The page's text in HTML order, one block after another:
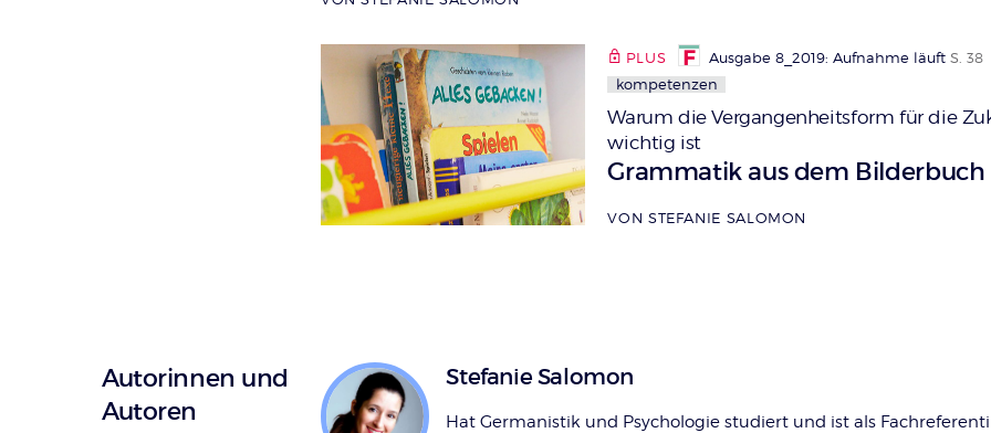
PLUS Ausgabe 8_2019: Aufnahme läuft S. 38
kompetenzen
Warum die Vergangenheitsform für die
wichtig ist
:
Grammatik aus dem Bilderbuch
VON STEFANIE SALOMON
Autorinnen und
Autoren
Stefanie Salomon
Hat Germanistik und Psychologie studiert und ist als